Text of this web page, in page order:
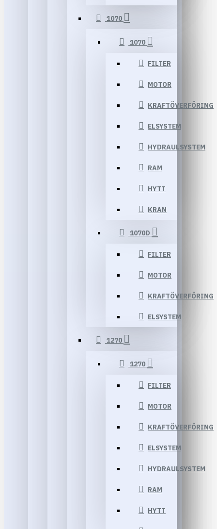
1070
1070
FILTER
MOTOR
KRAFTÖVERFÖRING
ELSYSTEM
HYDRAULSYSTEM
RAM
HYTT
KRAN
1070D
FILTER
MOTOR
KRAFTÖVERFÖRING
ELSYSTEM
1270
1270
FILTER
MOTOR
KRAFTÖVERFÖRING
ELSYSTEM
HYDRAULSYSTEM
RAM
HYTT